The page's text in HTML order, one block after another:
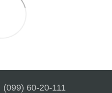
(099) 60-20-111